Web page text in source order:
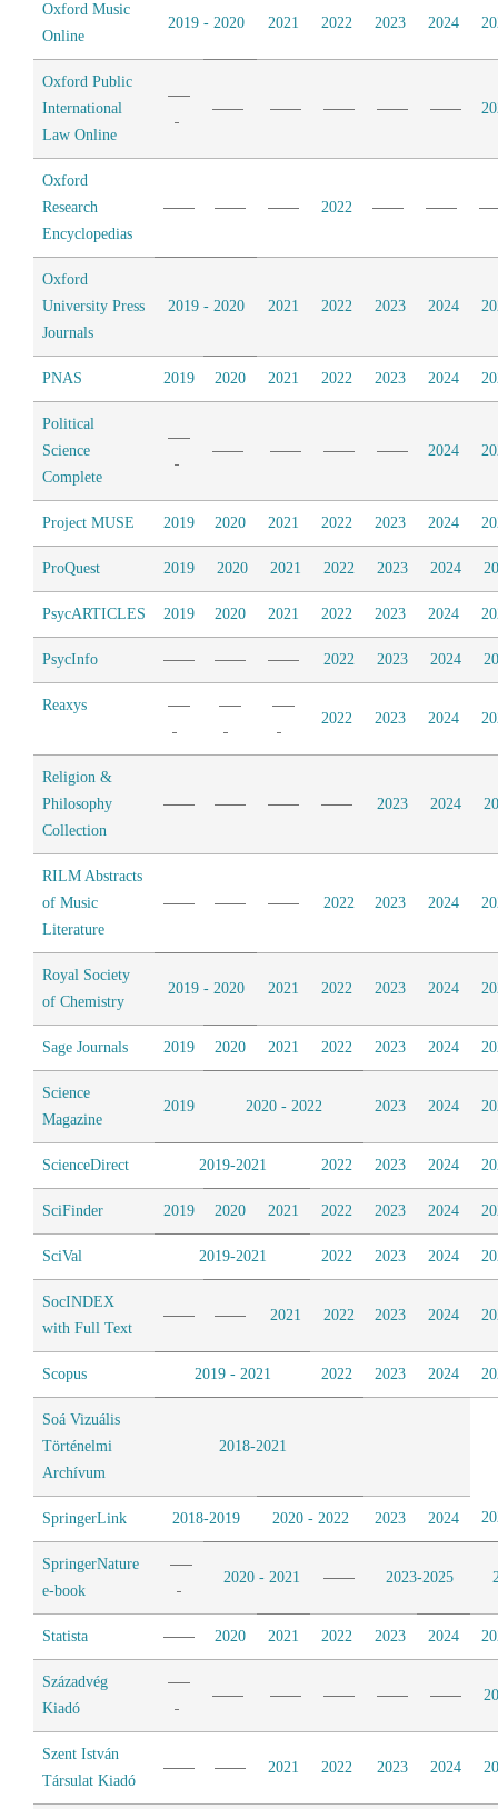
Oxford Music
Online
2019 - 2020 2021 2022 2023 2024
Oxford Public
International
Law Online
Oxford
Research
Encyclopedias
2022
Oxford
University Press
Journals
2019 - 2020 2021 2022 2023 2024
PNAS 2019 2020 2021 2022 2023 2024
Political
Science
Complete
2024
Project MUSE 2019 2020 2021 2022 2023 2024
ProQuest 2019 2020 2021 2022 2023 2024
PsycARTICLES 2019 2020 2021 2022 2023 2024
PsycInfo 2022 2023 2024
Reaxys
2022
2023 2024
Religion &
Philosophy
Collection
2023 2024
RILM Abstracts
of Music
Literature
2022 2023 2024
Royal Society
of Chemistry
2019 - 2020 2021 2022 2023 2024
Sage Journals 2019 2020 2021 2022 2023 2024
Science
Magazine
2019 2020 - 2022 2023 2024
ScienceDirect 2019-2021 2022 2023 2024
SciFinder 2019 2020 2021 2022 2023 2024
SciVal 2019-2021 2022 2023 2024
SocINDEX
with Full Text
2021 2022 2023 2024
Scopus 2019 - 2021 2022 2023 2024
Soá Vizuális
Történelmi
Archívum
2018-2021
SpringerLink 2018-2019 2020 - 2022 2023 2024
SpringerNature
e-book
2020 - 2021 2023-2025
Statista 2020 2021 2022 2023 2024
Századvég
Kiadó
Szent István
Társulat Kiadó
2021 2022 2023 2024